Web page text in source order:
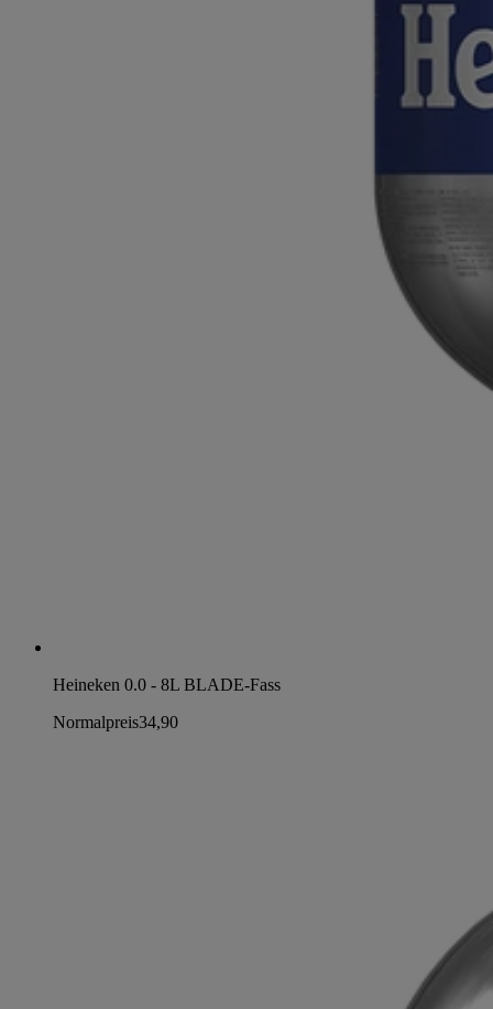
Heineken 0.0 - 8L BLADE-Fass
Normalpreis34,90